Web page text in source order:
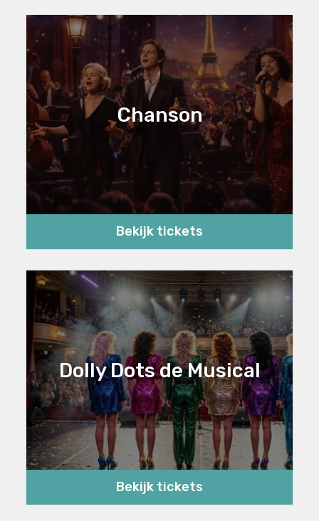
Chanson
Bekijk tickets
Dolly Dots de Musical
Bekijk tickets